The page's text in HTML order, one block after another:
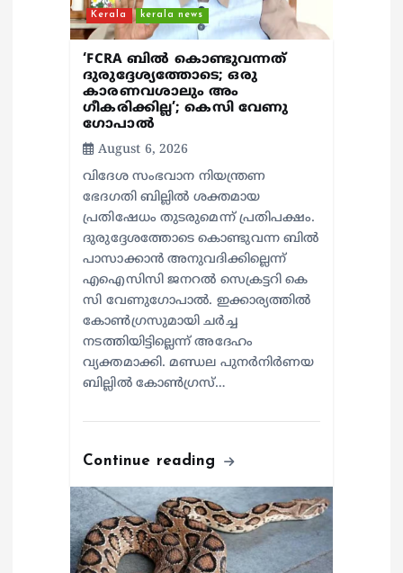
Kerala kerala news
‘FCRA ബിൽ കൊണ്ടുവന്നത്
ദുരുദ്ദേശ്യത്തോടെ; ഒരു
കാരണവശാലും അം​
ഗീകരിക്കില്ല’; കെസി വേണു​
ഗോപാൽ
August 6, 2026
വിദേശ സംഭവാന നിയന്ത്രണ
ഭേദഗതി ബില്ലിൽ ശക്തമായ
പ്രതിഷേധം തുടരുമെന്ന് പ്രതിപക്ഷം.
ദുരുദ്ദേശത്തോടെ കൊണ്ടുവന്ന ബിൽ
പാസാക്കാൻ അനുവദിക്കില്ലെന്ന്
എഐസിസി ജനറൽ സെക്രട്ടറി കെ
സി വേണുഗോപാൽ. ഇക്കാര്യത്തിൽ
കോൺഗ്രസുമായി ചർച്ച
നടത്തിയിട്ടില്ലെന്ന് അദേഹം
വ്യക്തമാക്കി. മണ്ഡല പുനർനിർണയ
ബില്ലിൽ കോൺഗ്രസ്…
Continue reading